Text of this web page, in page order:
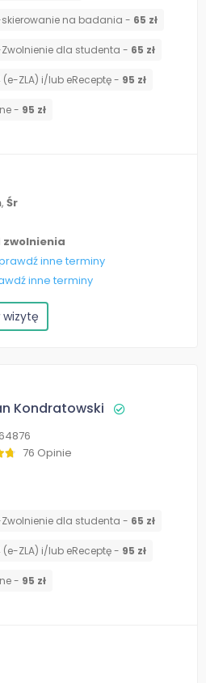
na badania - 65 zł
dla studenta - 65 zł
ZLA) i/lub eReceptę - 95 zł
- 95 zł
, Śr
zwolnienia
inne terminy
inne terminy
Kondratowski
76 Opinie
dla studenta - 65 zł
ZLA) i/lub eReceptę - 95 zł
- 95 zł